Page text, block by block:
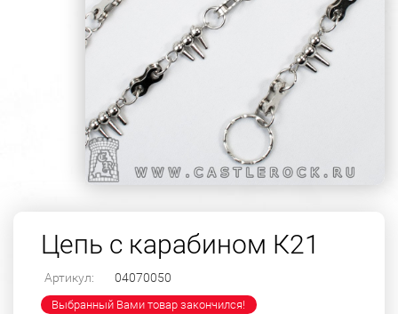
Цепь с карабином К21
Артикул: 04070050
Выбранный Вами товар закончился!